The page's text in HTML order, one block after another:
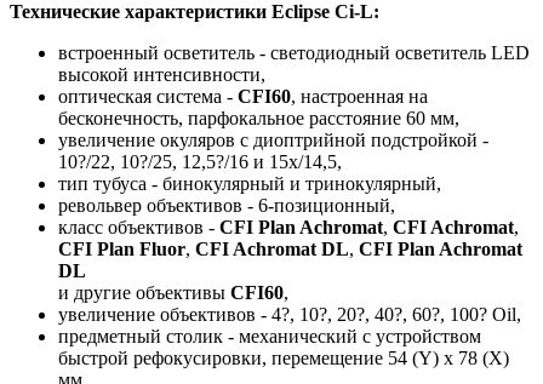
Технические характеристики Eclipse Ci-L:
встроенный осветитель - светодиодный осветитель LED
высокой интенсивности,
оптическая система - CFI60, настроенная на
бесконечность, парфокальное расстояние 60 мм,
увеличение окуляров с диоптрийной подстройкой -
10?/22, 10?/25, 12,5?/16 и 15х/14,5,
тип тубуса - бинокулярный и тринокулярный,
револьвер объективов - 6-позиционный,
класс объективов - CFI Plan Achromat, CFI Achromat,
CFI Plan Fluor, CFI Achromat DL, CFI Plan Achromat
DL
и другие объективы CFI60,
увеличение объективов - 4?, 10?, 20?, 40?, 60?, 100? Oil,
предметный столик - механический с устройством
быстрой рефокусировки, перемещение 54 (Y) x 78 (X)